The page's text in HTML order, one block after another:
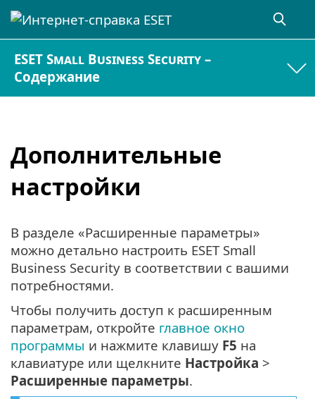
ESET Small Business Security –
Содержание
Дополнительные
настройки
В разделе «Расширенные параметры»
можно детально настроить ESET Small
Business Security в соответствии с вашими
потребностями.
Чтобы получить доступ к расширенным
параметрам, откройте главное окно
программы и нажмите клавишу F5 на
клавиатуре или щелкните Настройка >
Расширенные параметры.